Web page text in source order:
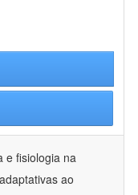
e fisiologia na
ao